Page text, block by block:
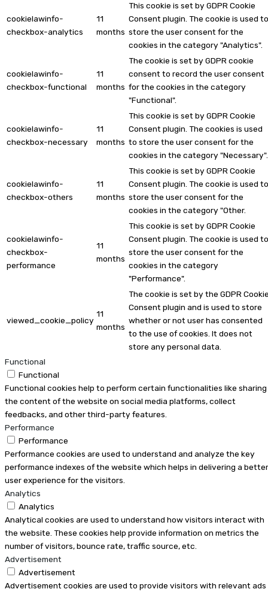
cookielawinfo-
checkbox-analytics
11
months
This cookie is set by GDPR Cookie
Consent plugin. The cookie is used to
store the user consent for the
cookies in the category "Analytics".
cookielawinfo-
checkbox-functional
11
months
The cookie is set by GDPR cookie
consent to record the user consent
for the cookies in the category
"Functional".
cookielawinfo-
checkbox-necessary
11
months
This cookie is set by GDPR Cookie
Consent plugin. The cookies is used
to store the user consent for the
cookies in the category "Necessary".
cookielawinfo-
checkbox-others
11
months
This cookie is set by GDPR Cookie
Consent plugin. The cookie is used to
store the user consent for the
cookies in the category "Other.
cookielawinfo-
checkbox-
performance
11
months
This cookie is set by GDPR Cookie
Consent plugin. The cookie is used to
store the user consent for the
cookies in the category
"Performance".
viewed_cookie_policy
11
months
The cookie is set by the GDPR
Consent plugin and is used to store
whether or not user has consented
to the use of cookies. It does not
store any personal data.
Functional
Functional
Functional cookies help to perform certain functionalities like sharing
the content of the website on social media platforms, collect
feedbacks, and other third-party features.
Performance
Performance
Performance cookies are used to understand and analyze the key
performance indexes of the website which helps in delivering a better
user experience for the visitors.
Analytics
Analytics
Analytical cookies are used to understand how visitors interact with
the website. These cookies help provide information on metrics the
number of visitors, bounce rate, traffic source, etc.
Advertisement
Advertisement
Advertisement cookies are used to provide visitors with relevant ads